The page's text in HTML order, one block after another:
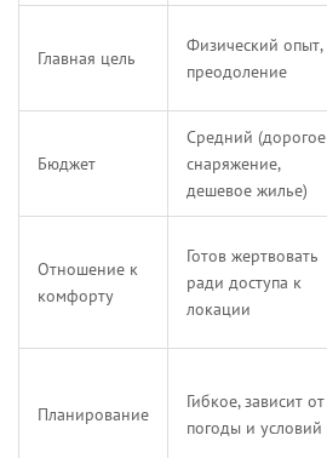
Главная цель
Физический опыт,
преодоление
Бюджет
Средний (дорогое
снаряжение,
дешевое жилье)
Отношение к
комфорту
Готов жертвовать
ради доступа к
локации
Планирование
Гибкое, зависит от
погоды и условий